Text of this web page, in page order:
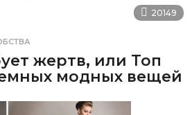
20149
жертв, или Топ
модных вещей